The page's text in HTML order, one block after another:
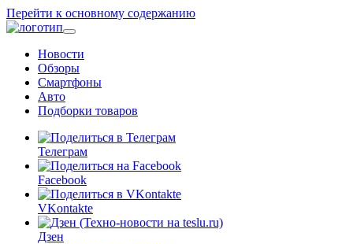
Перейти к основному содержанию
Новости
Обзоры
Смартфоны
Авто
Подборки товаров
Телеграм
Facebook
VKontakte
Дзен